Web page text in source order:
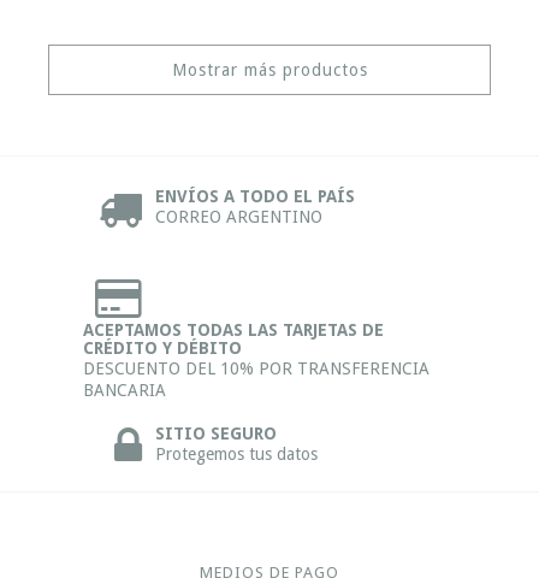
Mostrar más productos
ENVÍOS A TODO EL PAÍS
CORREO ARGENTINO
ACEPTAMOS TODAS LAS TARJETAS DE
CRÉDITO Y DÉBITO
DESCUENTO DEL 10% POR TRANSFERENCIA
BANCARIA
SITIO SEGURO
Protegemos tus datos
MEDIOS DE PAGO